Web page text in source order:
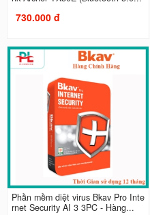
730.000 đ
Phần mềm diệt virus Bkav Pro Inte
rnet Security AI 3 3PC - Hàng...